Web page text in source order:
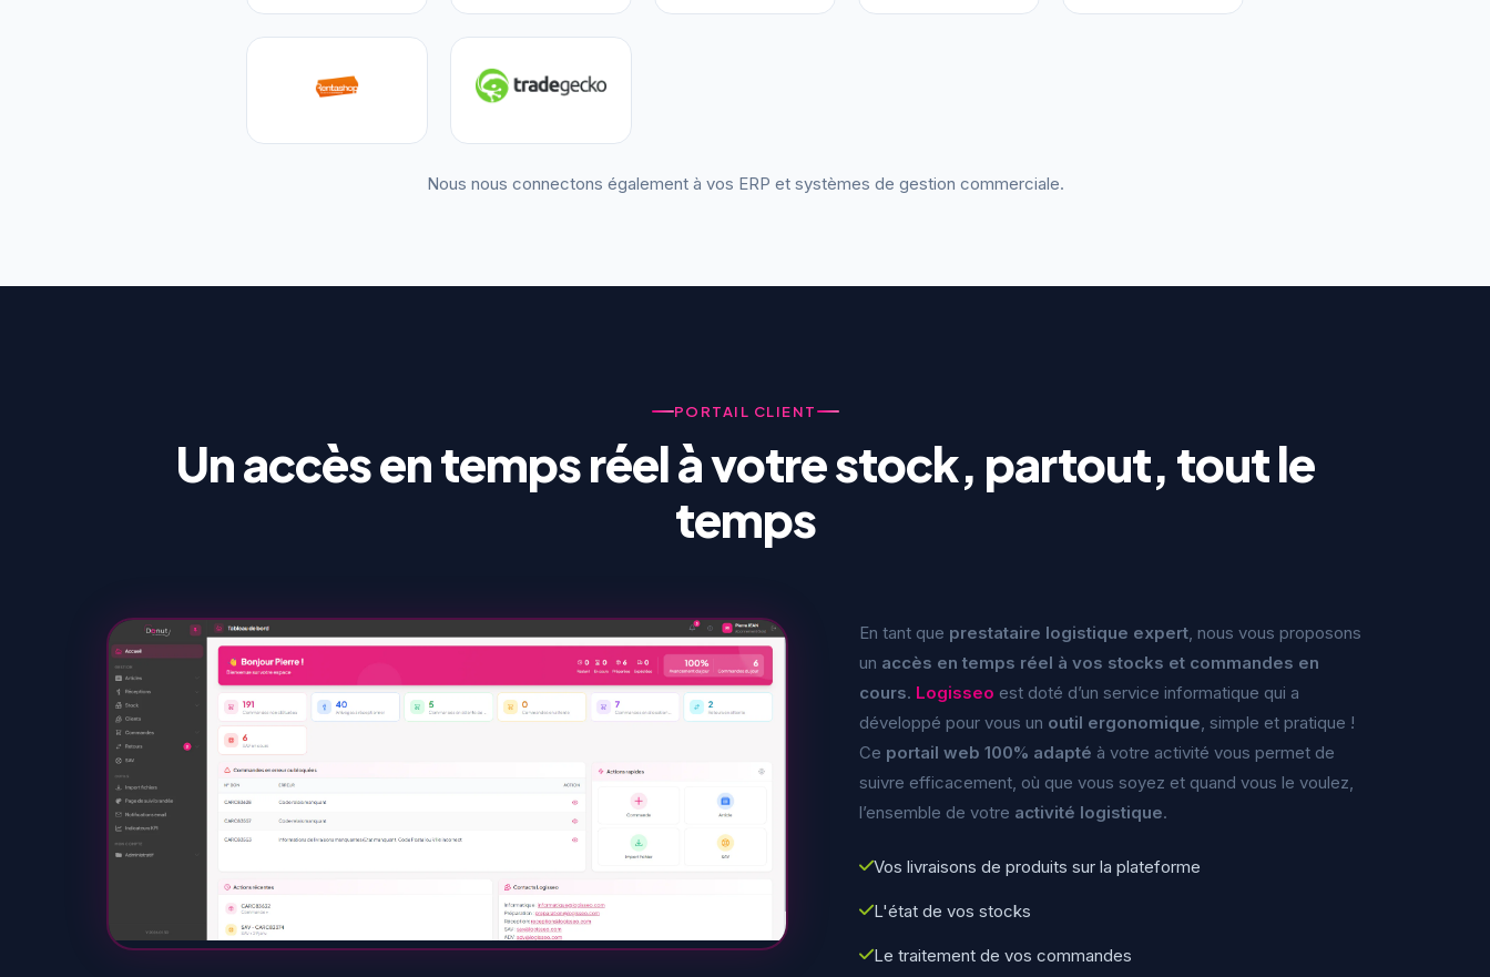
Nous nous connectons également à vos ERP et systèmes de gestion commerciale.
PORTAIL CLIENT
Un accès en temps réel à votre stock, partout, tout le
temps
En tant que prestataire logistique expert, nous vous proposons
un accès en temps réel à vos stocks et commandes en
cours. Logisseo est doté d’un service informatique qui a
développé pour vous un outil ergonomique , simple et pratique !
Ce portail web 100% adapté à votre activité vous permet de
suivre efficacement, où que vous soyez et quand vous le voulez,
l’ensemble de votre activité logistique.
Vos livraisons de produits sur la plateforme
L'état de vos stocks
Le traitement de vos commandes